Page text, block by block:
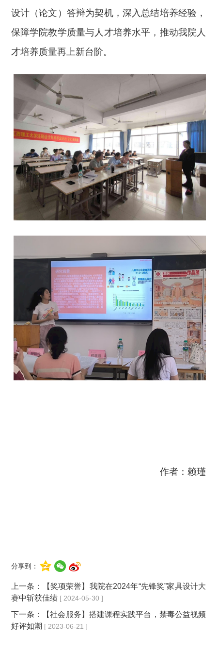
设计（论文）答辩为契机，深入总结培养经验，
保障学院教学质量与人才培养水平，推动我院人
才培养质量再上新台阶。
作者：赖瑾
分享到：
上一条：
【奖项荣誉】我院在2024年“先锋奖”家具设计大
赛中斩获佳绩 [ 2024-05-30 ]
下一条：
【社会服务】搭建课程实践平台，禁毒公益视频
好评如潮 [ 2023-06-21 ]